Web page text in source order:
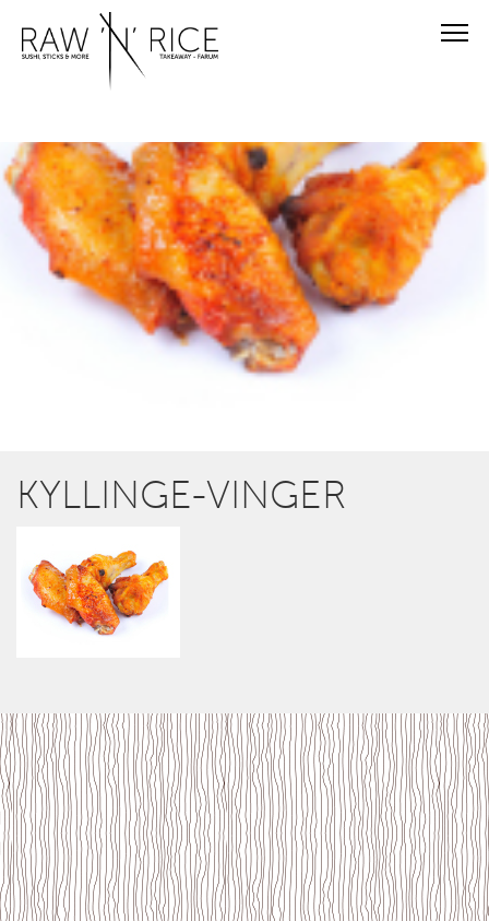
KYLLINGE-VINGER